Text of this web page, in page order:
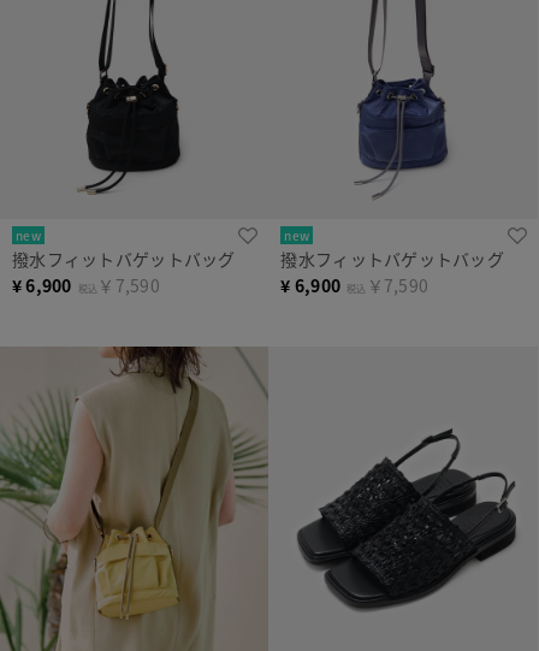
new
撥水フィットバゲットバッグ
¥6,900 税込 ￥7,590
new
撥水フィットバゲットバッグ
¥ 6,900 税込 ￥7,590